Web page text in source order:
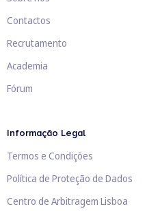
Contactos
Recrutamento
Academia
Fórum
Informação Legal
Termos e Condições
Política de Proteção de Dados
Centro de Arbitragem Lisboa